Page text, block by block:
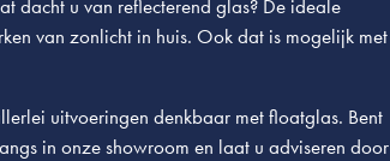
dacht u van reflecterend glas? De ideale
van zonlicht in huis. Ook dat is mogelijk met
uitvoeringen denkbaar met floatglas. Bent
in onze showroom en laat u adviseren door